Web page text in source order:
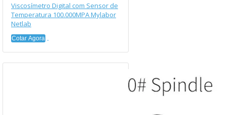
Viscosímetro Digital com Sensor de
Temperatura 100.000MPA Mylabor
Netlab
Cotar Agora